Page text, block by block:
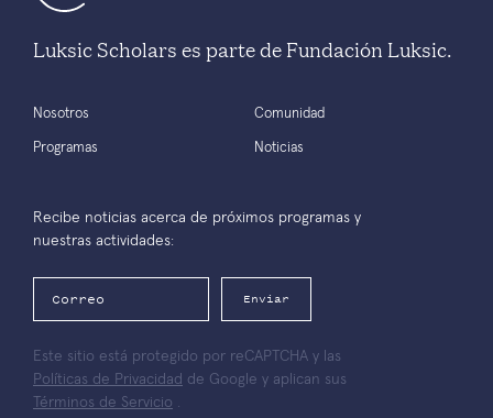
Luksic Scholars es parte de Fundación Luksic.
Nosotros
Programas
Comunidad
Noticias
Recibe noticias acerca de próximos programas y
nuestras actividades:
Enviar
Este sitio está protegido por reCAPTCHA y las
Políticas de Privacidad de Google y aplican sus
Términos de Servicio .